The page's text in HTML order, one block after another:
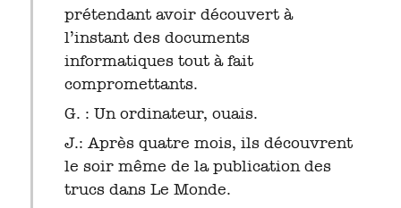
prétendant avoir découvert à
l’instant des documents
informatiques tout à fait
compromettants.
G. : Un ordinateur, ouais.
J.: Après quatre mois, ils découvrent
le soir même de la publication des
trucs dans Le Monde.